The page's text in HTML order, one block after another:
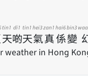
天
tin1
啲
di1
天
tin1
氣
hei3
真
zan1
係
hai6
變
bin3
weather in Hong